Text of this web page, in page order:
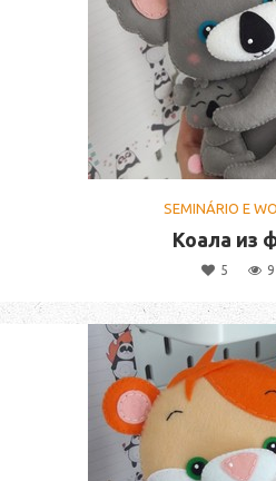
SEMINÁRIO E
Коала из
5